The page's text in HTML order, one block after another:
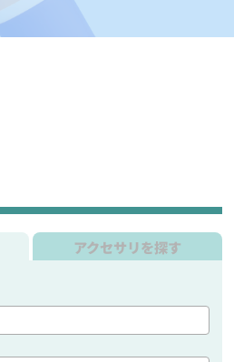
アクセサリを探す